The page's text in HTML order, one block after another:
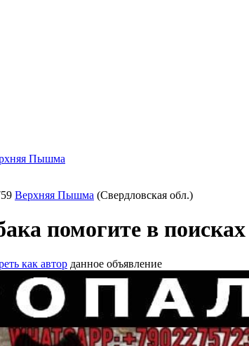
Пышма
Верхняя Пышма (Свердловская обл.)
помогите в поисках
как автор данное объявление